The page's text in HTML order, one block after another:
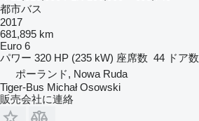
都市バス
2017
681,895 km
Euro 6
パワー 320 HP (235 kW) 座席数 44 ドア数
ポーランド, Nowa Ruda
Tiger-Bus Michał Osowski
販売会社に連絡